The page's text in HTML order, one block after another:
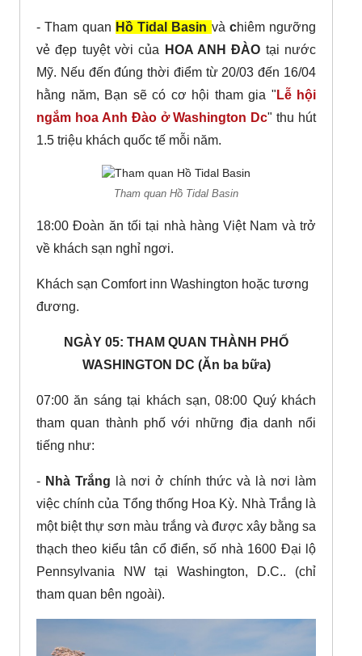
- Tham quan Hồ Tidal Basin và chiêm ngưỡng
vẻ đẹp tuyệt vời của HOA ANH ĐÀO tại nước
Mỹ. Nếu đến đúng thời điểm từ 20/03 đến 16/04
hằng năm, Bạn sẽ có cơ hội tham gia " Lễ hội
ngắm hoa Anh Đào ở Washington Dc" thu hút
1.5 triệu khách quốc tế mỗi năm.
Tham quan Hồ Tidal Basin
18:00 Đoàn ăn tối tại nhà hàng Việt Nam và trở
về khách sạn nghỉ ngơi.
Khách sạn Comfort inn Washington hoặc tương
đương.
NGÀY 05: THAM QUAN THÀNH PHỐ
WASHINGTON DC (Ăn ba bữa)
07:00 ăn sáng tại khách sạn, 08:00 Quý khách
tham quan thành phố với những địa danh nổi
tiếng như:
- Nhà Trắng là nơi ở chính thức và là nơi làm
việc chính của Tổng thống Hoa Kỳ. Nhà Trắng là
một biệt thự sơn màu trắng và được xây bằng sa
thạch theo kiểu tân cổ điển, số nhà 1600 Đại lộ
Pennsylvania NW tại Washington, D.C.. (chỉ
tham quan bên ngoài).